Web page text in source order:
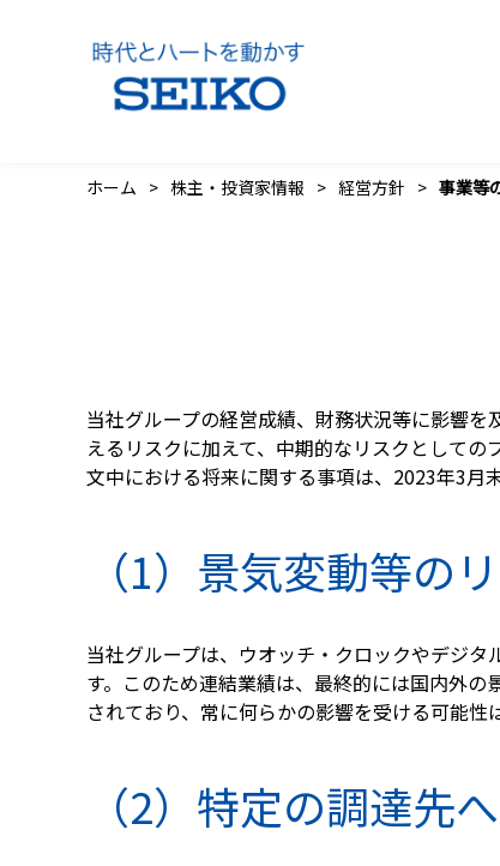
ホーム 株主・投資家情報 経営方針 事業等
当社グループの経営成績、財務状況等に影響
えるリスクに加えて、中期的なリスクとして
文中における将来に関する事項は、2023年3月
（1）景気変動等の
当社グループは、ウオッチ・クロックやデジ
す。このため連結業績は、最終的には国内外
されており、常に何らかの影響を受ける可能性
（2）特定の調達先